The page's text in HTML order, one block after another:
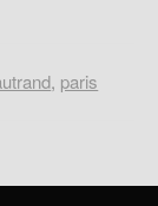
, paris